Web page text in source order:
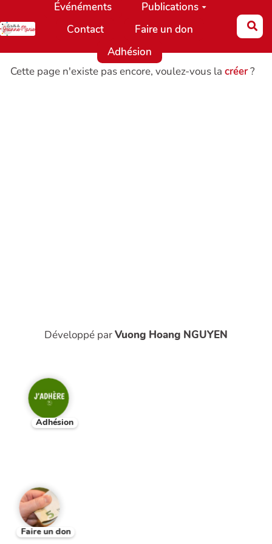
Aller au contenu principal
Événéments
Publications
Contact
Faire un don
Adhésion
Cette page n'existe pas encore, voulez-vous la créer?
Développé parVuong Hoang NGUYEN
Adhésion
Faire un don